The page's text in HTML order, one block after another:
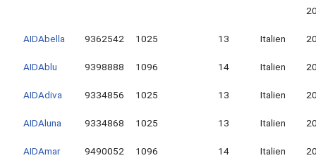
AIDAbella 9362542 1025 13 Italien
AIDAblu 9398888 1096 14 Italien
AIDAdiva 9334856 1025 13 Italien
AIDAluna 9334868 1025 13 Italien
AIDAmar 9490052 1096 14 Italien